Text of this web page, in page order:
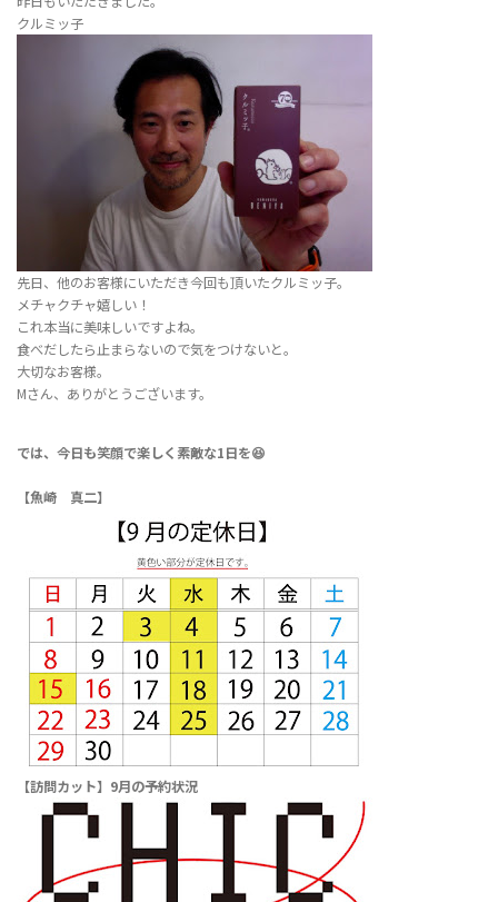
クルミッ子
先日、他のお客様にいただき今回も頂いたクルミッ子。
メチャクチャ嬉しい！
これ本当に美味しいですよね。
食べだしたら止まらないので気をつけないと。
大切なお客様。
Mさん、ありがとうございます。
では、今日も笑顔で楽しく素敵な1日を😆
【魚崎 真二】
【訪問カット】9月の予約状況